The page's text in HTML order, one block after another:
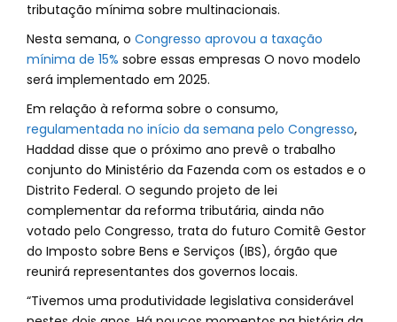
tributação mínima sobre multinacionais.
Nesta semana, o Congresso aprovou a taxação
mínima de 15% sobre essas empresas O novo modelo
será implementado em 2025.
Em relação à reforma sobre o consumo,
regulamentada no início da semana pelo Congresso,
Haddad disse que o próximo ano prevê o trabalho
conjunto do Ministério da Fazenda com os estados e o
Distrito Federal. O segundo projeto de lei
complementar da reforma tributária, ainda não
votado pelo Congresso, trata do futuro Comitê Gestor
do Imposto sobre Bens e Serviços (IBS), órgão que
reunirá representantes dos governos locais.
“Tivemos uma produtividade legislativa considerável